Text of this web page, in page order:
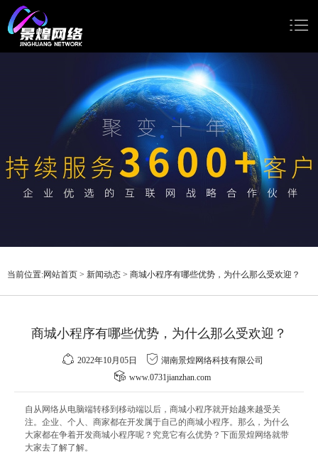
小程序开发
Google推广
关于我们
当前位置:网站首页 > 新闻动态 > 商城小程序有哪些优势，为什么那么受欢迎？
商城小程序有哪些优势，为什么那么受欢迎？
2022年10月05日
湖南景煌网络科技有限公司
www.0731jianzhan.com
自从网络从电脑端转移到移动端以后，商城小程序就开始越来越受关
注。企业、个人、商家都在开发属于自己的商城小程序。那么，为什么
大家都在争着开发商城小程序呢？究竟它有么优势？下面景煌网络就带
大家去了解了解。